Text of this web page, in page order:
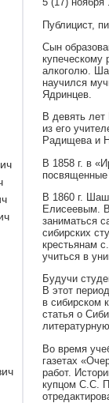
Публицист,
Сын
купеческому
алкоголю.
научился
Ядринцев.
В девять
из его
Радищева и
В 1858 г. в
посвященные
В 1860 г.
Елисеевым.
заниматься
сибирских
крестьянам
учиться в
Будучи
В этот
в сибирском
статья о
Во время
газетах
работ.
купцом С.С.